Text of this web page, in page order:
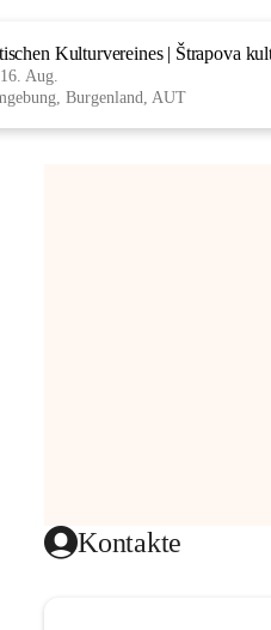
Kulturvereines | Štrapova
Aug.
Burgenland, AUT
Kontakte